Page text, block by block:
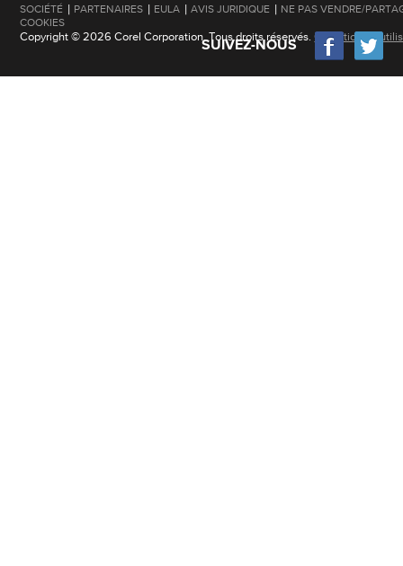
SOCIÉTÉ | PARTENAIRES | EULA | AVIS JURIDIQUE | NE PAS VENDRE/
COOKIES
Copyright © 2026 Corel Corporation. Tous droits réservés.Conditions
SUIVEZ-NOUS